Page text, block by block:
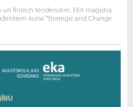
un fintech tendencēm. EKA maģistra
kursa “Strategic and Change